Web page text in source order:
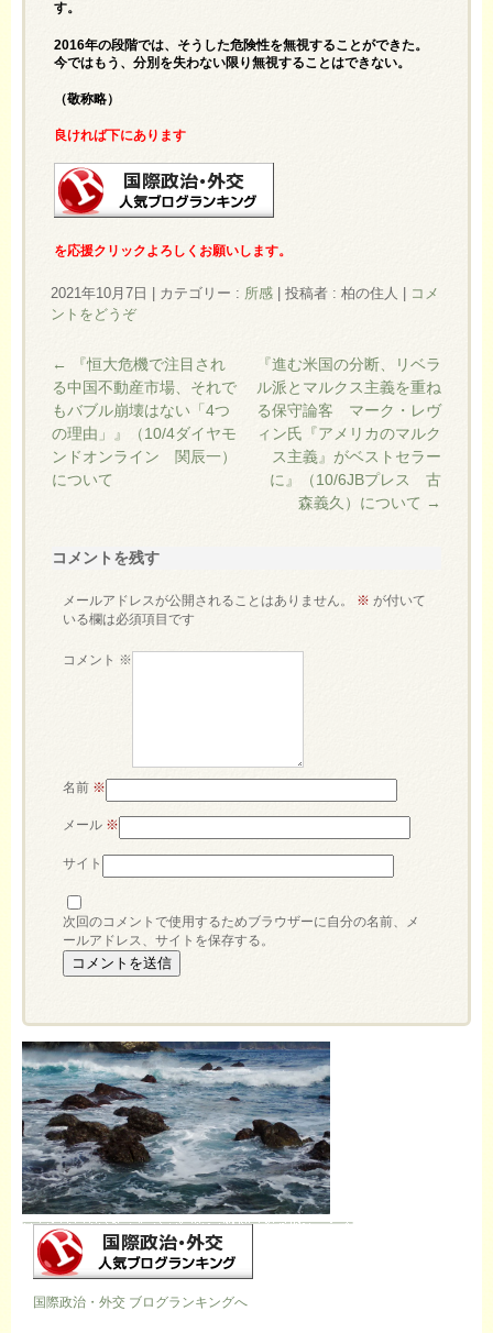
す。
2016年の段階では、そうした危険性を無視することができた。
今ではもう、分別を失わない限り無視することはできない。
（敬称略）
良ければ下にあります
を応援クリックよろしくお願いします。
2021年10月7日 カテゴリー : 所感 投稿者 : 柏の住人
コメ
ントをどうぞ
←
『恒大危機で注目され
る中国不動産市場、それで
もバブル崩壊はない「4つ
の理由」』（10/4ダイヤモ
ンドオンライン 関辰一）
について
『進む米国の分断、リベラ
ル派とマルクス主義を重ね
る保守論客 マーク・レヴ
ィン氏『アメリカのマルク
ス主義』がベストセラー
に』（10/6JBプレス 古
森義久）について →
コメントを残す
メールアドレスが公開されることはありません。 ※ が付いて
いる欄は必須項目です
コメント ※
名前 ※
メール ※
サイト
次回のコメントで使用するためブラウザーに自分の名前、メ
ールアドレス、サイトを保存する。
国際政治・外交 ブログランキングへ